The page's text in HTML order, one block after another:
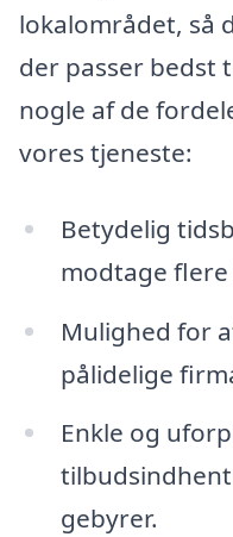
lokalområdet, så
der passer bedst
nogle af de
vores tjeneste:
Betydelig
modtage
Mulighed for
pålidelige
Enkle og
gebyrer.